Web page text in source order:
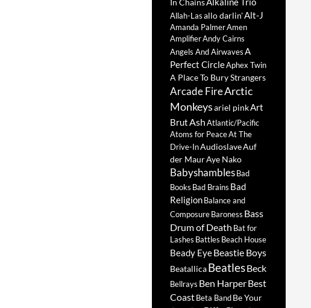
In Chains
Allah-Lasallo darlin'Alt-J
Amanda PalmerAmen
AmplifierAndy Cairns
Angels And AirwavesA
Perfect CircleAphex Twin
A Place To Bury Strangers
Arcade FireArctic
Monkeysariel pinkArt
BrutAshAtlantic/Pacific
Atoms for PeaceAt The
Drive-InAudioslaveAuf
der MaurAye Nako
BabyshamblesBad
Books Bad Brains Bad
ReligionBalance and
ComposureBaroness Bass
Drum of Death Bat for
Lashes Battles Beach House
Beady EyeBeastie Boys
BeatallicaBeatlesBeck
Bellrays Ben HarperBest
CoastBeta BandBe Your